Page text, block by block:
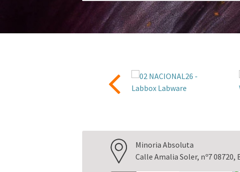
Minoria Absoluta
Calle Amalia Soler, nº7 08720,